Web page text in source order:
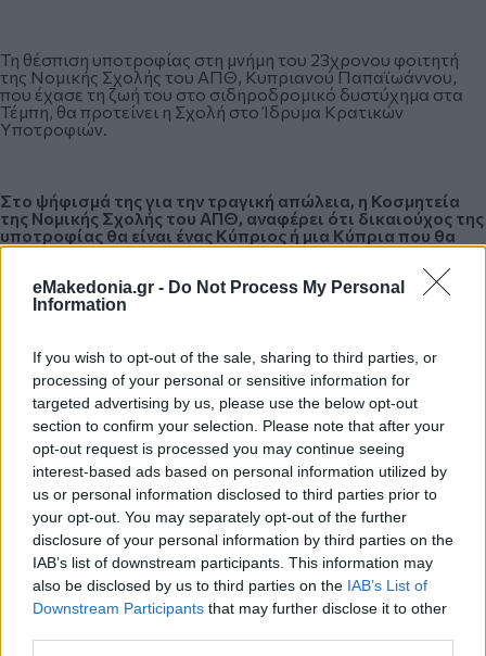
eMakedonia.gr - Do Not Process My Personal
Information
If you wish to opt-out of the sale, sharing to third parties, or
processing of your personal or sensitive information for
targeted advertising by us, please use the below opt-out
section to confirm your selection. Please note that after your
opt-out request is processed you may continue seeing
interest-based ads based on personal information utilized by
us or personal information disclosed to third parties prior to
your opt-out. You may separately opt-out of the further
disclosure of your personal information by third parties on the
IAB’s list of downstream participants. This information may
also be disclosed by us to third parties on the IAB’s List of
Downstream Participants that may further disclose it to other
Τη θέσπιση υποτροφίας στη μνήμη του 23χρονου φοιτητή
της Νομικής Σχολής του ΑΠΘ, Κυπριανού Παπαϊωάννου,
που έχασε τη ζωή του στο σιδηροδρομικό δυστύχημα στα
Τέμπη, θα προτείνει η Σχολή στο Ίδρυμα Κρατικών
Υποτροφιών.
Στο ψήφισμά της για την τραγική απώλεια, η Κοσμητεία
της Νομικής Σχολής του ΑΠΘ, αναφέρει ότι δικαιούχος της
υποτροφίας θα είναι ένας Κύπριος ή μια Κύπρια που θα
φοιτήσει το επόμενο ακαδημαϊκό έτος 2023-2024 στη